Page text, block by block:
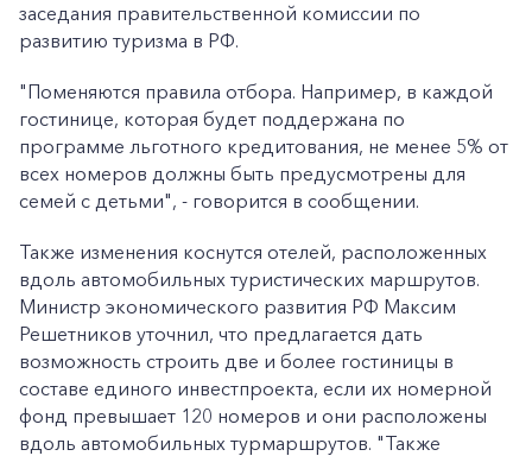
заседания правительственной комиссии по
развитию туризма в РФ.
"Поменяются правила отбора. Например, в каждой
гостинице, которая будет поддержана по
программе льготного кредитования, не менее 5% от
всех номеров должны быть предусмотрены для
семей с детьми", - говорится в сообщении.
Также изменения коснутся отелей, расположенных
вдоль автомобильных туристических маршрутов.
Министр экономического развития РФ Максим
Решетников уточнил, что предлагается дать
возможность строить две и более гостиницы в
составе единого инвестпроекта, если их номерной
фонд превышает 120 номеров и они расположены
вдоль автомобильных турмаршрутов. "Также